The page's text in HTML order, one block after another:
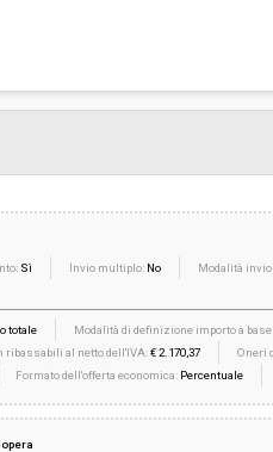
Sì Invio multiplo: No
Modalità
totale
Modalità di definizione importo a base
ribassabili al netto dell'IVA:€ 2.170,37
Oneri
Formato dell'offerta economica: Percentuale